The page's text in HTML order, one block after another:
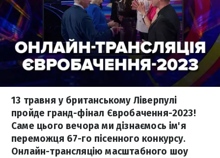
13 травня у британському Ліверпулі
пройде гранд-фінал Євробачення-2023!
Саме цього вечора ми дізнаємось ім'я
переможця 67-го пісенного конкурсу.
Онлайн-трансляцію масштабного шоу